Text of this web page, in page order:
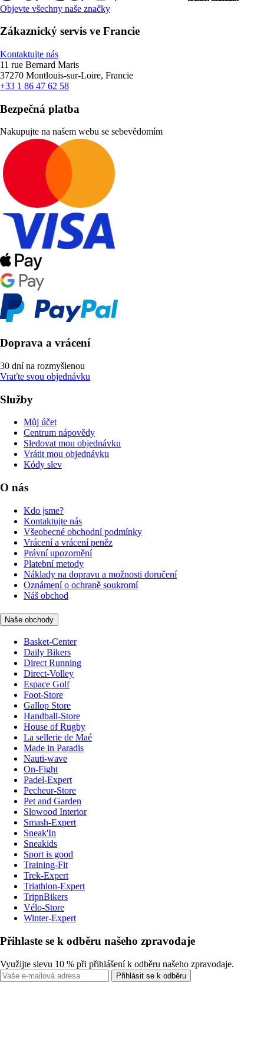
Objevte všechny naše značky
Zákaznický servis ve Francie
Kontaktujte nás
11 rue Bernard Maris
37270 Montlouis-sur-Loire, Francie
+33 1 86 47 62 58
Bezpečná platba
Nakupujte na našem webu se sebevědomím
Doprava a vrácení
30 dní na rozmyšlenou
Vraťte svou objednávku
Služby
Můj účet
Centrum nápovědy
Sledovat mou objednávku
Vrátit mou objednávku
Kódy slev
O nás
Kdo jsme?
Kontaktujte nás
Všeobecné obchodní podmínky
Vrácení a vrácení peněz
Právní upozornění
Platební metody
Náklady na dopravu a možnosti doručení
Oznámení o ochraně soukromí
Náš obchod
Naše obchody
Basket-Center
Daily Bikers
Direct Running
Direct-Volley
Espace Golf
Foot-Store
Gallop Store
Handball-Store
House of Rugby
La sellerie de Maé
Made in Paradis
Nauti-wave
On-Fight
Padel-Expert
Pecheur-Store
Pet and Garden
Slowood Interior
Smash-Expert
Sneak'In
Sneakids
Sport is good
Training-Fit
Trek-Expert
Triathlon-Expert
TripnBikers
Vélo-Store
Winter-Expert
Přihlaste se k odběru našeho zpravodaje
Využijte slevu 10 % při přihlášení k odběru našeho zpravodaje.
Přihlásit se k odběru